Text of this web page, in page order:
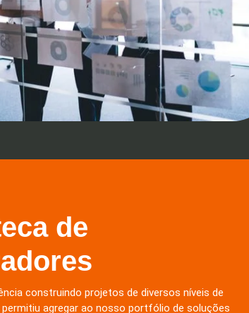
de
construindo projetos de diversos níveis de
agregar ao nosso portfólio de soluções